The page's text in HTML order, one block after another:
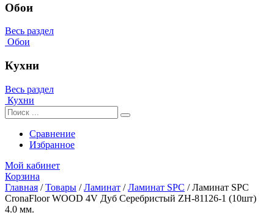
Обои
Весь раздел
Обои
Кухни
Весь раздел
Кухни
Сравнение
Избранное
Мой кабинет
Корзина
Главная /Товары /Ламинат /Ламинат SPC /Ламинат SPC
CronaFloor WOOD 4V Дуб Серебристый ZH-81126-1 (10шт)
4.0 мм.